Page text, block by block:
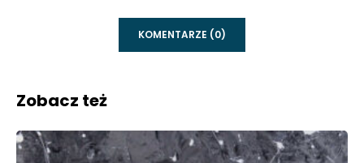
KOMENTARZE (0)
Zobacz też